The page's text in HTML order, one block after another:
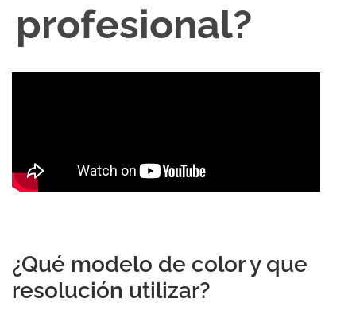
profesional?
¿Qué modelo de color y que
resolución utilizar?